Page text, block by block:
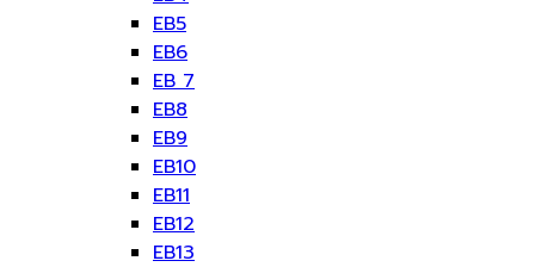
EB5
EB6
EB 7
EB8
EB9
EB10
EB11
EB12
EB13